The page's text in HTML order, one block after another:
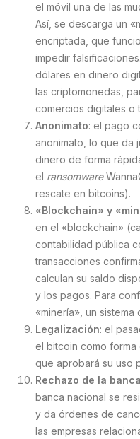
el móvil una de las
Así, se descarga un
encriptada, que
impedir
dólares en dinero
las criptomonedas,
comercios digitales o
Anonimato: el pago
anonimato, lo que da
dinero de forma
el ransomware
rescate en bitcoins).
«Blockchain» y
en el «blockchain»
contabilidad pública
transacciones
calculan su saldo
y los pagos. Para
«minería», un
Legalización: el
el bitcoin como
que aprobará su uso
Rechazo de la
banca nacional se
y da órdenes de
las empresas